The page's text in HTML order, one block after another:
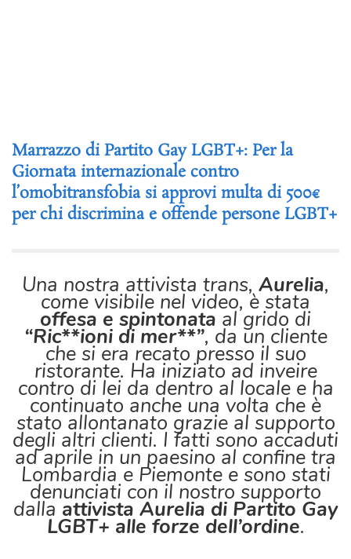
Marrazzo di Partito Gay LGBT+: Per la
Giornata internazionale contro
l’omobitransfobia si approvi multa di 500€
per chi discrimina e offende persone LGBT+
Una nostra attivista trans, Aurelia,
come visibile nel video, è stata
offesa e spintonata al grido di
“Ric**ioni di mer**”, da un cliente
che si era recato presso il suo
ristorante. Ha iniziato ad inveire
contro di lei da dentro al locale e ha
continuato anche una volta che è
stato allontanato grazie al supporto
degli altri clienti. I fatti sono accaduti
ad aprile in un paesino al confine tra
Lombardia e Piemonte e sono stati
denunciati con il nostro supporto
dalla attivista Aurelia di Partito Gay
LGBT+ alle forze dell’ordine.